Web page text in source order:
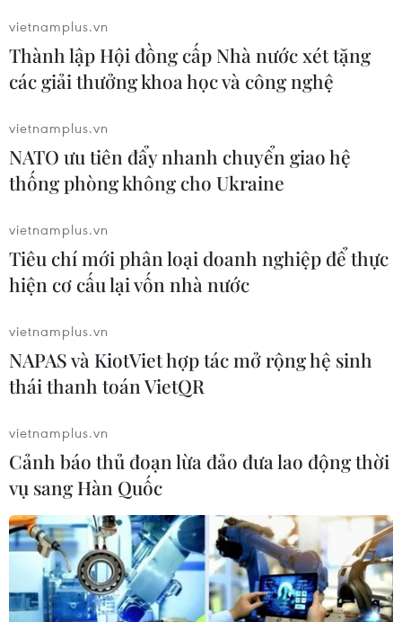
Trang bị kỹ năng, vốn tiếng Việt cho
trẻ em dân tộc thiểu số trước khi vào
03/08/2026 03:41
Thủ khoa Trường Quản trị Kinh
doanh bật mí bí quyết duy trì thành
tích xuất sắc
02/08/2026 09:16
Trước thềm năm học mới: Giáo dục
tăng tốc từ vùng biên đến đô thị
02/08/2026 04:35
Xem thêm
CƠ QUAN CHỦ QUẢN: THÔNG TẤN XÃ VIỆT NAM
vietnamplus.vn
Thành lập Hội đồng cấp Nhà nước xét tặng
các giải thưởng khoa học và công nghệ
vietnamplus.vn
NATO ưu tiên đẩy nhanh chuyển giao hệ
thống phòng không cho Ukraine
vietnamplus.vn
Tiêu chí mới phân loại doanh nghiệp để thực
hiện cơ cấu lại vốn nhà nước
vietnamplus.vn
NAPAS và KiotViet hợp tác mở rộng hệ sinh
thái thanh toán VietQR
vietnamplus.vn
Cảnh báo thủ đoạn lừa đảo đưa lao động thời
vụ sang Hàn Quốc